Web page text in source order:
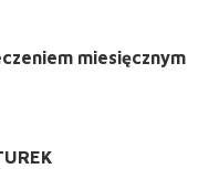
miesięcznym